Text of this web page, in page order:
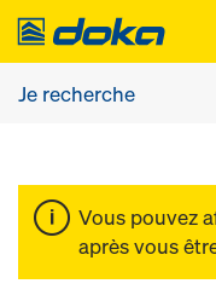
Vous pouvez
après vous